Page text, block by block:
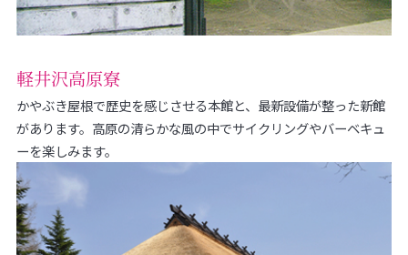
軽井沢高原寮
かやぶき屋根で歴史を感じさせる本館と、最新設備が整った新館
があります。高原の清らかな風の中でサイクリングやバーベキュ
ーを楽しみます。